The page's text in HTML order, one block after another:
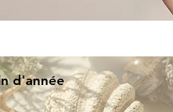
d'année